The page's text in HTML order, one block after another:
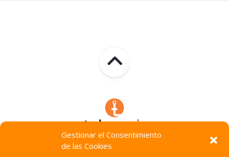
Gestionar el Consentimiento
de las Cookies
Technocracia © 2026. Todos Los Derechos Reservados.